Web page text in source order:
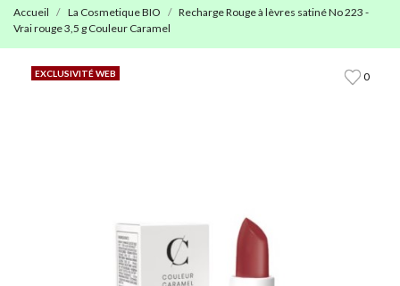
Accueil La Cosmetique BIO
Recharge Rouge à lèvres satiné No 223 -
Vrai rouge 3,5 g Couleur Caramel
0
EXCLUSIVITÉ WEB